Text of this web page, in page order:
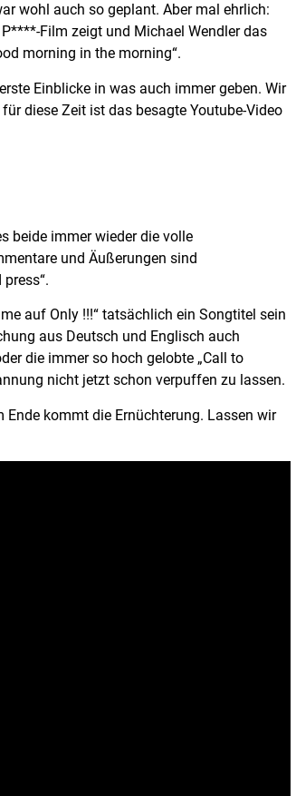
wohl auch so geplant. Aber mal ehrlich:
Film zeigt und Michael Wendler das
morning in the morning“.
Einblicke in was auch immer geben. Wir
diese Zeit ist das besagte Youtube-Video
beide immer wieder die volle
und Äußerungen sind
auf Only !!!“ tatsächlich ein Songtitel sein
aus Deutsch und Englisch auch
die immer so hoch gelobte „Call to
nicht jetzt schon verpuffen zu lassen.
kommt die Ernüchterung. Lassen wir